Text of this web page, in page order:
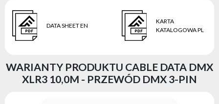
DATA SHEET EN
KARTA
KATALOGOWA PL
WARIANTY PRODUKTU CABLE DATA DMX
XLR3 10,0M - PRZEWÓD DMX 3-PIN